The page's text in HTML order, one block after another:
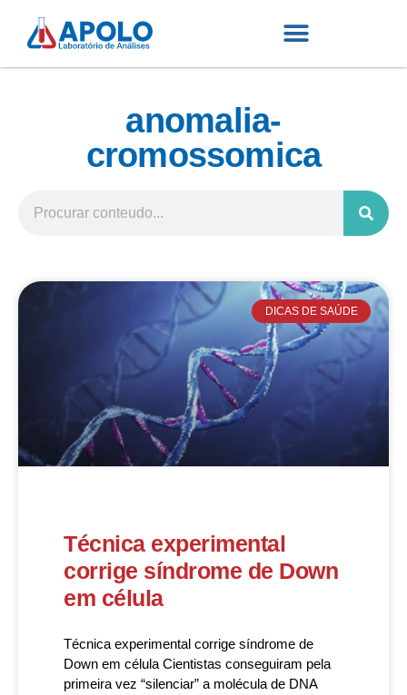
anomalia-
cromossomica
DICAS DE SAÚDE
Técnica experimental
corrige síndrome de Down
em célula
Técnica experimental corrige síndrome de
Down em célula Cientistas conseguiram pela
primeira vez “silenciar” a molécula de DNA